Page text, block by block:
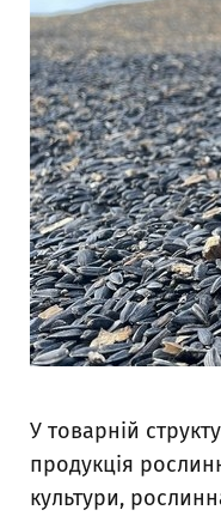
У товарній
продукція
культури,